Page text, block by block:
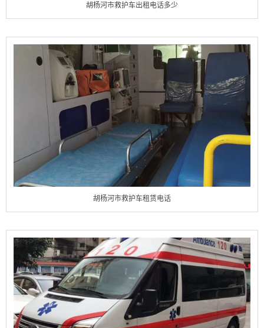
胡杨河市救护车出租电话多少
胡杨河市救护车租赁电话